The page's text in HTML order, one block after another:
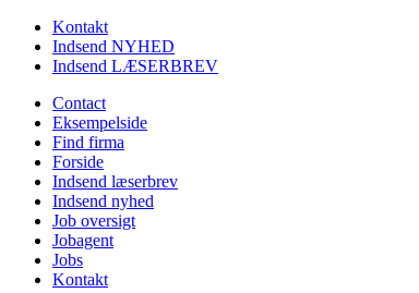
Kontakt
Indsend NYHED
Indsend LÆSERBREV
Contact
Eksempelside
Find firma
Forside
Indsend læserbrev
Indsend nyhed
Job oversigt
Jobagent
Jobs
Kontakt